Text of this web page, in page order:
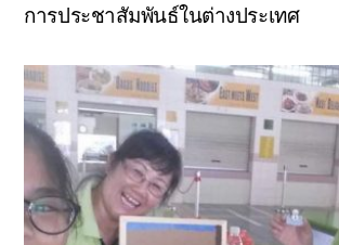
การประชาสัมพันธ์ในต่างประเทศ